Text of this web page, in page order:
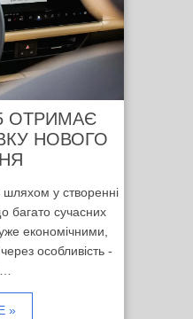
ОТРИМАЄ
НОВОГО
у створенні
багато сучасних
економічними,
особливість -
…
»